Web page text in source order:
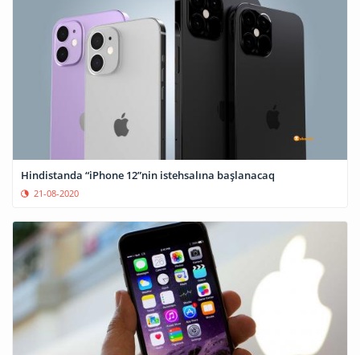
Hindistanda “iPhone 12”nin istehsalına başlanacaq
21-08-2020